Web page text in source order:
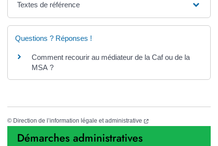
Textes de référence
Questions ? Réponses !
Comment recourir au médiateur de la Caf ou de la
MSA ?
© Direction de l’information légale et administrative (nouvelle fenêtre)
Démarches administratives